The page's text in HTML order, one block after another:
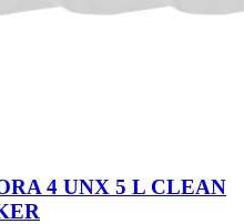
4 UNX 5 L CLEAN